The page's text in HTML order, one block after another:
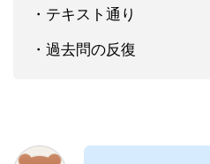
・テキスト通り
・過去問の反復